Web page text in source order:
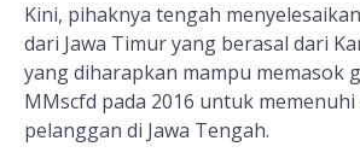
Kini, pihaknya tengah
dari Jawa Timur yang berasal dari
yang diharapkan mampu memasok
MMscfd pada 2016 untuk
pelanggan di Jawa Tengah.